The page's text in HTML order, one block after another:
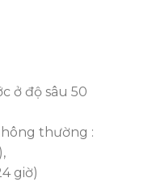
ở độ sâu 50
thường :
giờ)